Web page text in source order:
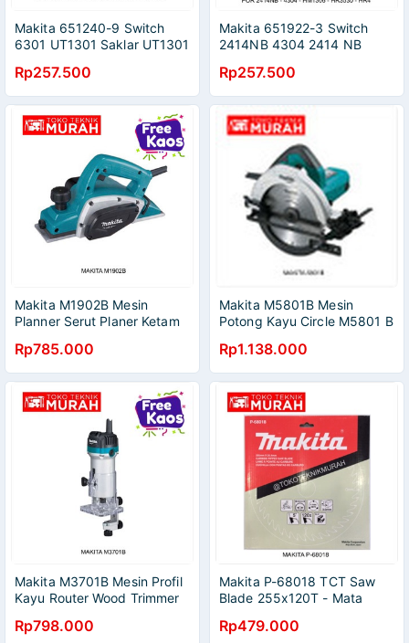
Makita 651240-9 Switch
6301 UT1301 Saklar UT1301
Rp257.500
Makita 651922-3 Switch
2414NB 4304 2414 NB
Rp257.500
Makita M1902B Mesin
Planner Serut Planer Ketam
Rp785.000
Makita M5801B Mesin
Potong Kayu Circle M5801 B
Rp1.138.000
Makita M3701B Mesin Profil
Kayu Router Wood Trimmer
Rp798.000
Makita P-68018 TCT Saw
Blade 255x120T - Mata
Inch
Rp479.000